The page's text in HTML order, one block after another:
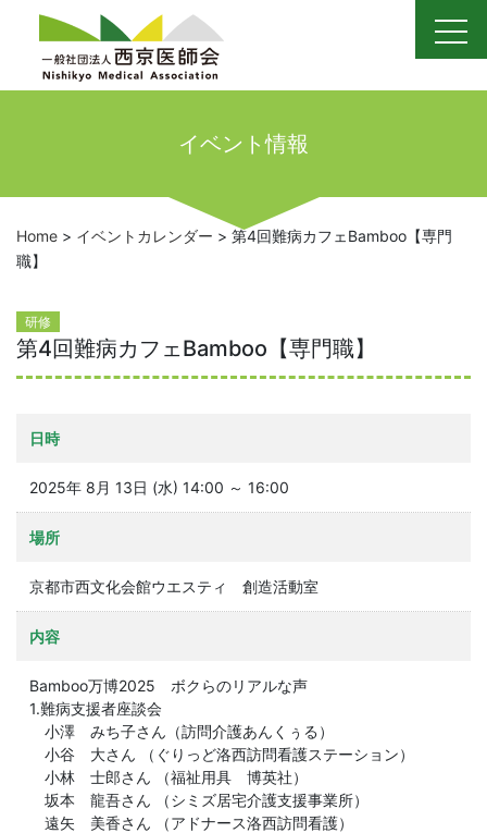
content
イベント情報
Home > イベントカレンダー > 第4回難病カフェBamboo【専門
職】
研修
第4回難病カフェBamboo【専門職】
日時
2025年 8月 13日 (水) 14:00 ～ 16:00
場所
京都市西文化会館ウエスティ 創造活動室
内容
Bamboo万博2025 ボクらのリアルな声
1.難病支援者座談会
小澤 みち子さん（訪問介護あんくぅる）
小谷 大さん （ぐりっど洛西訪問看護ステーション）
小林 士郎さん （福祉用具 博英社）
坂本 龍吾さん （シミズ居宅介護支援事業所）
遠矢 美香さん （アドナース洛西訪問看護）